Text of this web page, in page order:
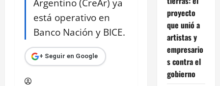
está operativo en
Banco Nación y BICE.
+ Seguir en Google
proyecto
que unió a
artistas y
empresario
s contra el
gobierno